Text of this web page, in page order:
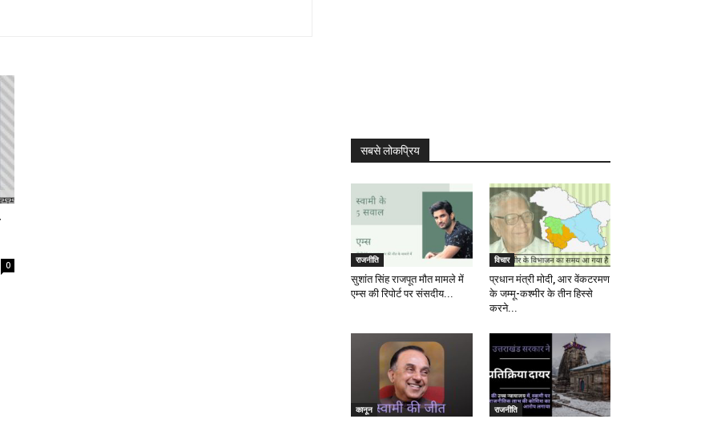
0
सबसे लोकप्रिय
राजनीति
सुशांत सिंह राजपूत मौत मामले में
एम्स की रिपोर्ट पर संसदीय...
विचार
प्रधान मंत्री मोदी, आर वेंकटरमण
के जम्मू-कश्मीर के तीन हिस्से
करने...
कानून राजनीति